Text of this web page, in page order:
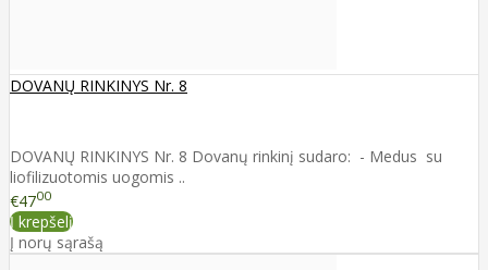
DOVANŲ RINKINYS Nr. 8
DOVANŲ RINKINYS Nr. 8 Dovanų rinkinį sudaro: - Medus su
liofilizuotomis uogomis ..
€4700
Į krepšelį
Į norų sąrašą